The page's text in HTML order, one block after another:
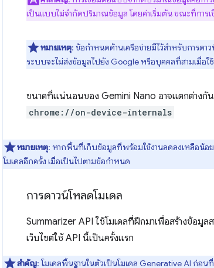
เป็นแบบไม่จำกัดปริมาณข้อมูล โดยค่าเริ่มต้น ขณะที่กา
หมายเหตุ: ข้อกำหนดด้านเครือข่ายมีไว้สำหรับการดา
ระบบจะไม่ส่งข้อมูลไปยัง Google หรือบุคคลที่สามเมื่อใช้
ขนาดที่แน่นอนของ Gemini Nano อาจแตกต่างกัน
chrome://on-device-internals
หมายเหตุ: หากพื้นที่เก็บข้อมูลที่พร้อมใช้งานลดลงเหลือน้อ
โมเดลอีกครั้ง เมื่อเป็นไปตามข้อกำหนด
การดาวน์โหลดโมเดล
Summarizer API ใช้โมเดลที่ฝึกมาเพื่อสร้างข้อมู
เว็บไซต์ใช้ API นี้เป็นครั้งแรก
สำคัญ: โมเดลพื้นฐานในตัวเป็นโมเดล Generative AI ก่อน